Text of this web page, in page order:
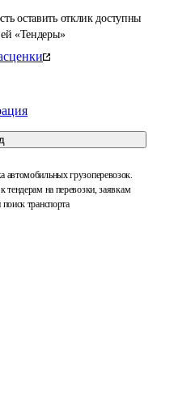
оставить отклик доступны
«Тендеры»
грузоперевозок.
тендерам на перевозки, заявкам
транспорта